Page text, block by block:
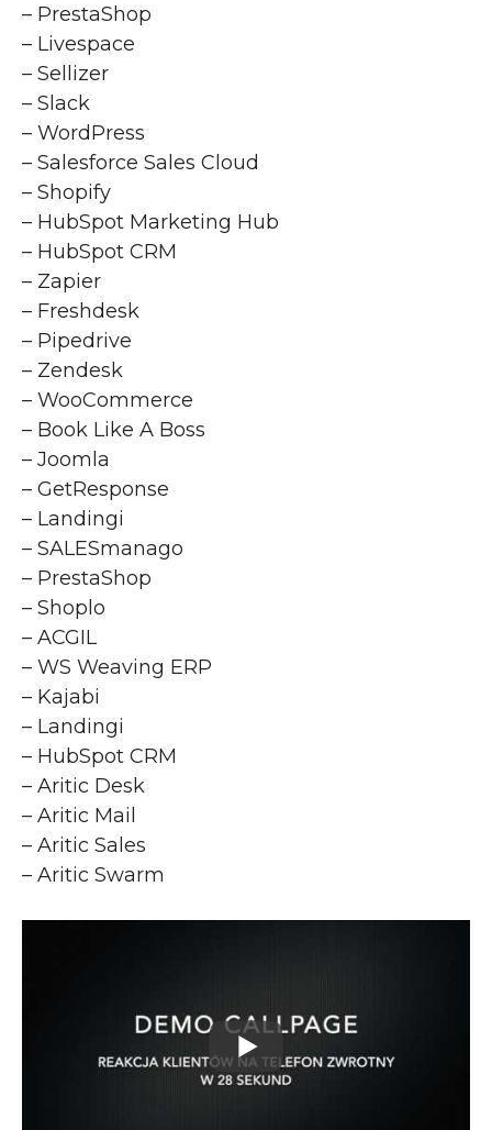
– PrestaShop
– Livespace
– Sellizer
– Slack
– WordPress
– Salesforce Sales Cloud
– Shopify
– HubSpot Marketing Hub
– HubSpot CRM
– Zapier
– Freshdesk
– Pipedrive
– Zendesk
– WooCommerce
– Book Like A Boss
– Joomla
– GetResponse
– Landingi
– SALESmanago
– PrestaShop
– Shoplo
– ACGIL
– WS Weaving ERP
– Kajabi
– Landingi
– HubSpot CRM
– Aritic Desk
– Aritic Mail
– Aritic Sales
– Aritic Swarm